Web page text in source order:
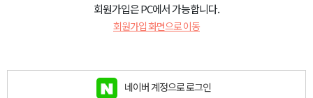
회원가입은 PC에서 가능합니다.
회원가입 화면으로 이동
네이버 계정으로 로그인